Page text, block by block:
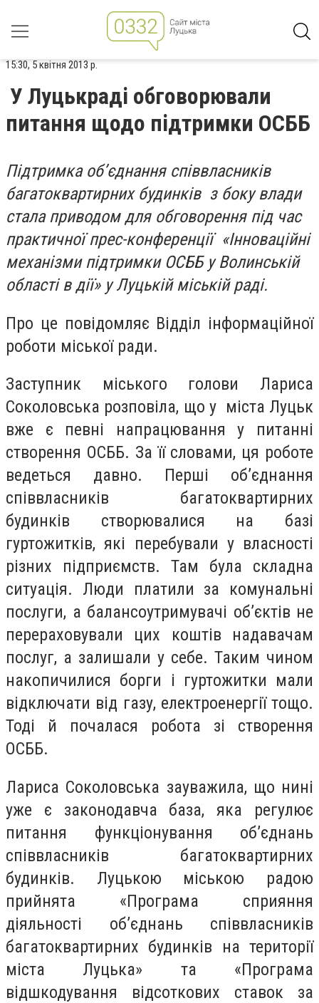
15:30, 5 квітня 2013 р.
У Луцькраді обговорювали
питання щодо підтримки ОСББ
Підтримка об’єднання співвласників
багатоквартирних будинків з боку влади
стала приводом для обговорення під час
практичної прес-конференції «Інноваційні
механізми підтримки ОСББ у Волинській
області в дії» у Луцькій міській раді.
Про це повідомляє Відділ інформаційної
роботи міської ради.
Заступник міського голови Лариса
Соколовська розповіла, що у міста Луцьк
вже є певні напрацювання у питанні
створення ОСББ. За її словами, ця роботе
ведеться давно. Перші об’єднання
співвласників багатоквартирних
будинків створювалися на базі
гуртожитків, які перебували у власності
різних підприємств. Там була складна
ситуація. Люди платили за комунальні
послуги, а балансоутримувачі об’єктів не
перераховували цих коштів надавачам
послуг, а залишали у себе. Таким чином
накопичилися борги і гуртожитки мали
відключати від газу, електроенергії тощо.
Тоді й почалася робота зі створення
ОСББ.
Лариса Соколовська зауважила, що нині
уже є законодавча база, яка регулює
питання функціонування об’єднань
співвласників багатоквартирних
будинків. Луцькою міською радою
прийнята «Програма сприяння
діяльності об’єднань співвласників
багатоквартирних будинків на території
міста Луцька» та «Програма
відшкодування відсоткових ставок за